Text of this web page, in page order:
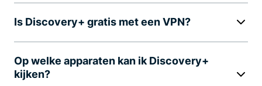
Is Discovery+ gratis met een VPN?
Op welke apparaten kan ik Discovery+
kijken?